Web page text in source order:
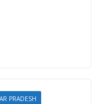
PRADESH